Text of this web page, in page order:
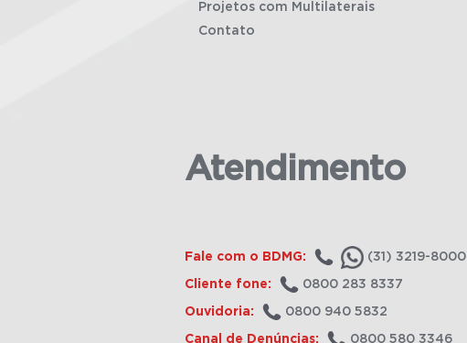
Projetos com Multilaterais
Contato
Atendimento
Fale com o BDMG: (31) 3219-8000
Cliente fone: 0800 283 8337
Ouvidoria: 0800 940 5832
Canal de Denúncias: 0800 580 3346